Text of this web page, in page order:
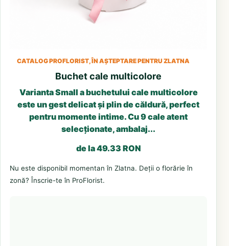
CATALOG PROFLORIST, ÎN AȘTEPTARE PENTRU ZLATNA
Buchet cale multicolore
Varianta Small a buchetului cale multicolore
este un gest delicat și plin de căldură, perfect
pentru momente intime. Cu 9 cale atent
selecționate, ambalaj...
de la 49.33 RON
Nu este disponibil momentan în Zlatna. Deții o florărie în
zonă? Înscrie-te în ProFlorist.